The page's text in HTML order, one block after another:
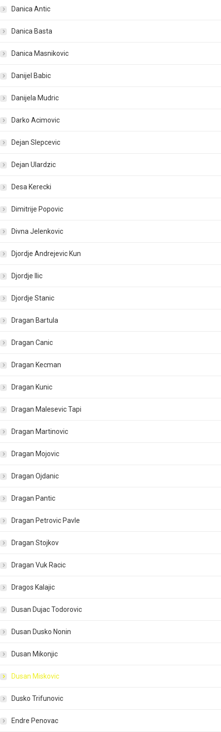
Danica Antic
Danica Basta
Danica Masnikovic
Danijel Babic
Danijela Mudric
Darko Acimovic
Dejan Slepcevic
Dejan Ulardzic
Desa Kerecki
Dimitrije Popovic
Divna Jelenkovic
Djordje Andrejevic Kun
Djordje Ilic
Djordje Stanic
Dragan Bartula
Dragan Canic
Dragan Kecman
Dragan Kunic
Dragan Malesevic Tapi
Dragan Martinovic
Dragan Mojovic
Dragan Ojdanic
Dragan Pantic
Dragan Petrovic Pavle
Dragan Stojkov
Dragan Vuk Racic
Dragos Kalajic
Dusan Dujac Todorovic
Dusan Dusko Nonin
Dusan Mikonjic
Dusan Miskovic
Dusko Trifunovic
Endre Penovac